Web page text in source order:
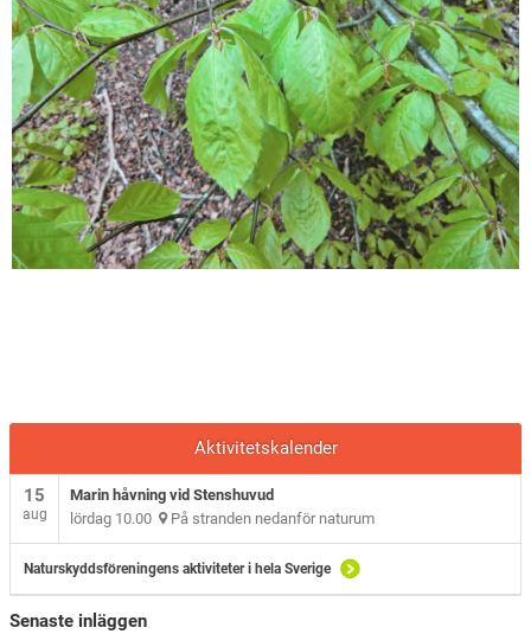
Aktivitetskalender
15
aug
Marin håvning vid Stenshuvud
lördag 10.00 På stranden nedanför naturum
Naturskyddsföreningens aktiviteter i hela Sverige
Senaste inläggen